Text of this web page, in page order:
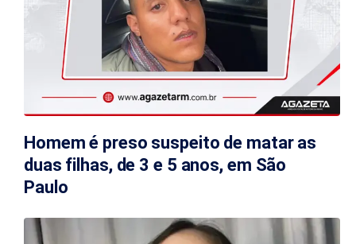
Homem é preso suspeito de matar as
duas filhas, de 3 e 5 anos, em São
Paulo